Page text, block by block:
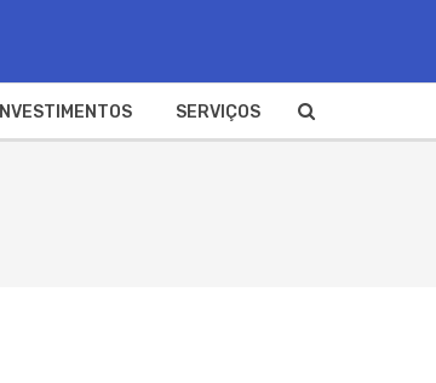
INVESTIMENTOS SERVIÇOS